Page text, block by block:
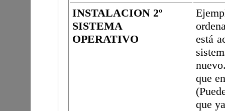
INSTALACION 2º
SISTEMA
OPERATIVO
está
que
que